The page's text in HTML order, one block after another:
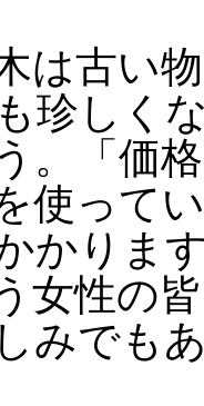
は古い
珍しく
。「価
使って
かりま
女性の
みでも